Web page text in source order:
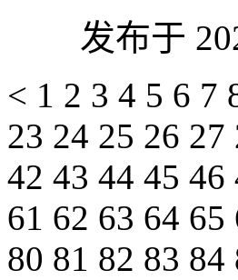
发布于
< 1 2 3 4 5 6 7
23 24 25 26 27
42 43 44 45 46
61 62 63 64 65
80 81 82 83 84